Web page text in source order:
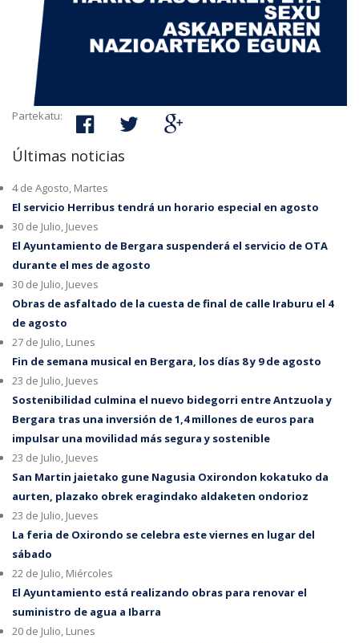
Partekatu:
Últimas noticias
4 de Agosto, Martes
El servicio Herribus tendrá un horario especial en agosto
30 de Julio, Jueves
El Ayuntamiento de Bergara suspenderá el servicio de OTA
durante el mes de agosto
30 de Julio, Jueves
Obras de asfaltado de la cuesta de final de calle Iraburu el 4
de agosto
27 de Julio, Lunes
Fin de semana musical en Bergara, los días 8 y 9 de agosto
23 de Julio, Jueves
Sostenibilidad culmina el nuevo bidegorri entre Antzuola y
Bergara tras una inversión de 1,4 millones de euros para
impulsar una movilidad más segura y sostenible
23 de Julio, Jueves
San Martin jaietako gune Nagusia Oxirondon kokatuko da
aurten, plazako obrek eragindako aldaketen ondorioz
23 de Julio, Jueves
La feria de Oxirondo se celebra este viernes en lugar del
sábado
22 de Julio, Miércoles
El Ayuntamiento está realizando obras para renovar el
suministro de agua a Ibarra
20 de Julio, Lunes